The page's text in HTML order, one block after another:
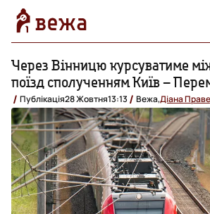
Через Вінницю курсуватиме
поїзд сполученням Київ –
Публікація28 Жовтня13:13 Вежа,Діана